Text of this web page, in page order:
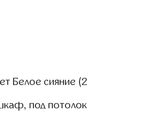
Белое сияние (2
под потолок